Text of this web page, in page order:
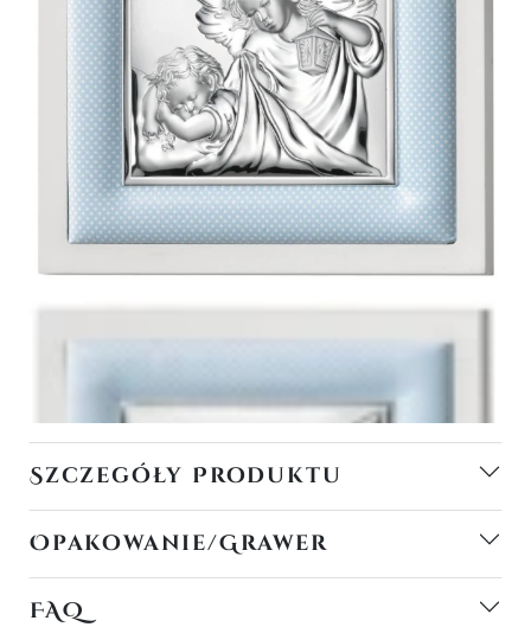
Szczegóły Produktu
Opakowanie/Grawer
FAQ